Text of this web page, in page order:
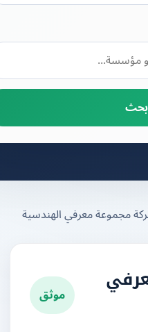
معرفي الهندسية
موثق